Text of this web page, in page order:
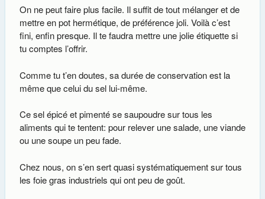
On ne peut faire plus facile. Il suffit de tout mélanger et de
mettre en pot hermétique, de préférence joli. Voilà c’est
fini, enfin presque. Il te faudra mettre une jolie étiquette si
tu comptes l’offrir.
Comme tu t’en doutes, sa durée de conservation est la
même que celui du sel lui-même.
Ce sel épicé et pimenté se saupoudre sur tous les
aliments qui te tentent: pour relever une salade, une viande
ou une soupe un peu fade.
Chez nous, on s’en sert quasi systématiquement sur tous
les foie gras industriels qui ont peu de goût.